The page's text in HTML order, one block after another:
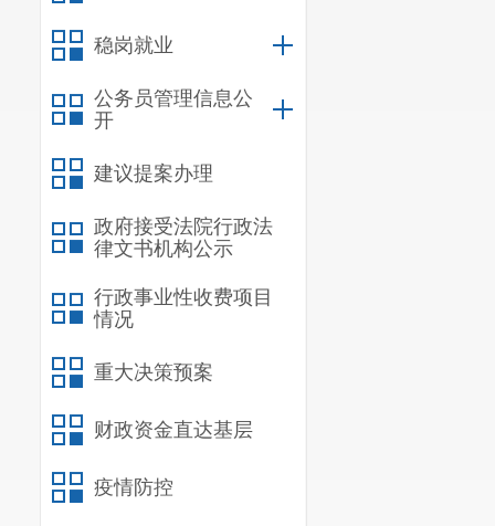
稳岗就业
公务员管理信息公
开
建议提案办理
政府接受法院行政法
律文书机构公示
行政事业性收费项目
情况
重大决策预案
财政资金直达基层
疫情防控